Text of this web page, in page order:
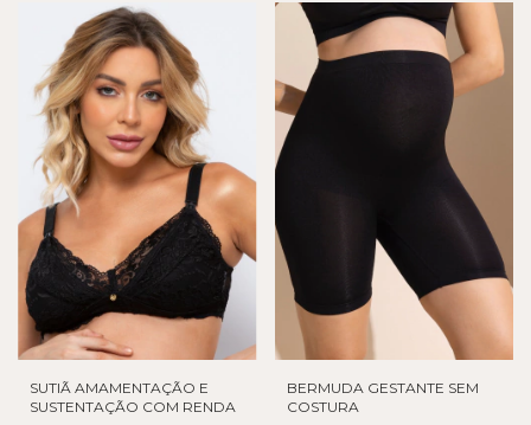
SUTIÃ AMAMENTAÇÃO E
SUSTENTAÇÃO COM RENDA
BERMUDA GESTANTE SEM
COSTURA